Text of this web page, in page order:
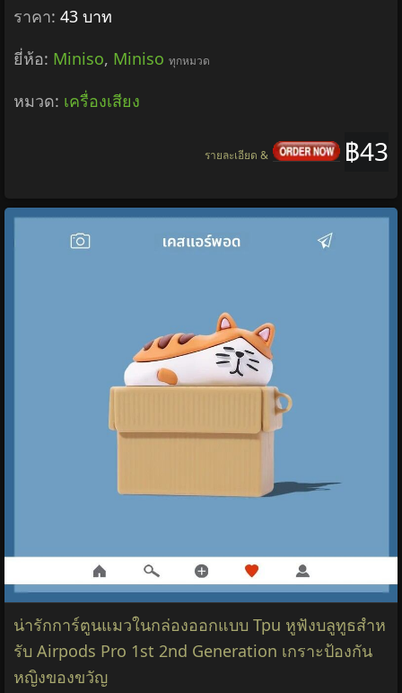
สําหรับ Apple AirPods 1 2 3 4 Pro 2 กรณี 3D
การ์ตูนซิลิโคนหูฟังป้องกันกรณีหูฟังกล่องจี้ฝาครอบ
43 บาท
เครื่องเสียง